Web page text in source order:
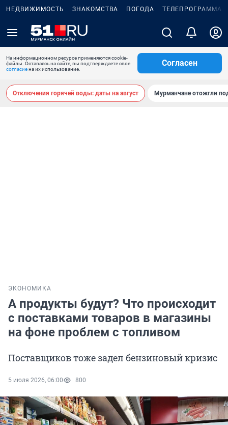
НЕДВИЖИМОСТЬ ЗНАКОМСТВА ПОГОДА ТЕЛЕПРОГРАММА
На информационном ресурсе применяются cookie-
файлы. Оставаясь на сайте, вы подтверждаете свое
согласиена их использование.
Согласен
Отключения горячей воды: даты на август Мурманчане отожгли
ЭКОНОМИКА
А продукты будут? Что происходит
с поставками товаров в магазины
на фоне проблем с топливом
Поставщиков тоже задел бензиновый кризис
5 июля 2026, 06:00 800